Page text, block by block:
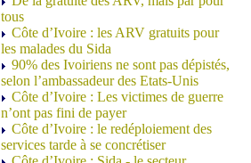
tous
Côte d’Ivoire : les ARV gratuits pour
les malades du Sida
90% des Ivoiriens ne sont pas dépistés,
selon l’ambassadeur des Etats-Unis
Côte d’Ivoire : Les victimes de guerre
n’ont pas fini de payer
Côte d’Ivoire : le redéploiement des
services tarde à se concrétiser